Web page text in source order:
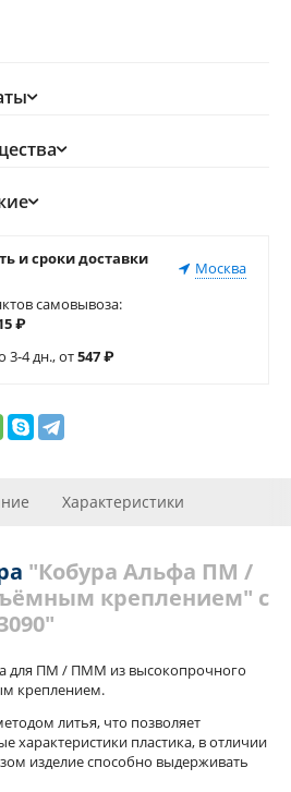
и сроки доставки
Москва
самовывоза:
₽
3-4 дн., от547₽
Характеристики
"Кобура Альфа ПМ /
креплением" с
для ПМ / ПММ из высокопрочного
креплением.
литья, что позволяет
характеристики пластика, в отличии
изделие способно выдерживать